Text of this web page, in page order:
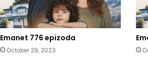
Emanet 776 epizoda
October 29, 2023